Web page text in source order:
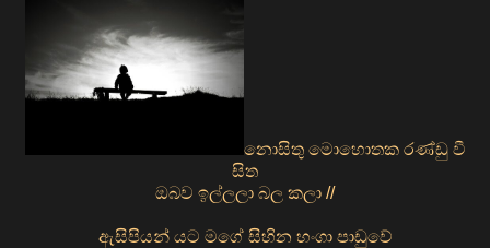
නොසිතු මොහොතක රණ්ඩු වී
සිත
ඔබව ඉල්ලලා බල කලා //
ඇසිපියන් යට මගේ සිහින හංගා පාඩුවේ